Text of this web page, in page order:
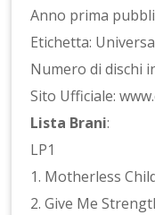
Anno prima
Etichetta:
Numero di dischi
Sito Ufficiale:
Lista Brani:
LP1
1. Motherless
2. Give Me